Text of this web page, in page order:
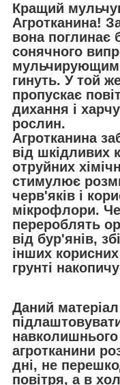
Кращий
Агротканина!
вона поглинає
сонячного
мульчирующим
гинуть. У той
пропускає
дихання і
рослин.
Агротканина
від шкідливих
отруйних
стимулює
черв'яків і
мікрофлори.
перероблять
від бур'янів,
інших
грунті
Даний
агротканини
дні, не
повітря, а в